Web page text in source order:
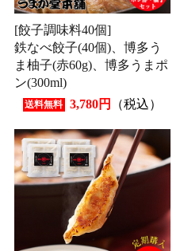
[餃子調味料40個]
鉄なべ餃子(40個)、博多う
ま柚子(赤60g)、博多うまポ
ン(300ml)
送料無料 3,780円 （税込）